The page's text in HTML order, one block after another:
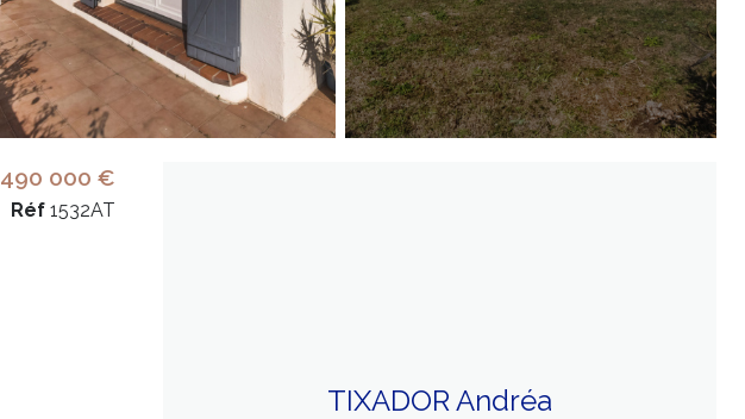
490 000 €
Réf 1532AT
TIXADOR Andréa